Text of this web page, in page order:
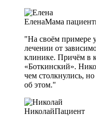
ЕленаМама
"На своём примере
лечении от
клинике. Причём в
«Боткинский».
чем столкнулись,
об этом."
НиколайПациент